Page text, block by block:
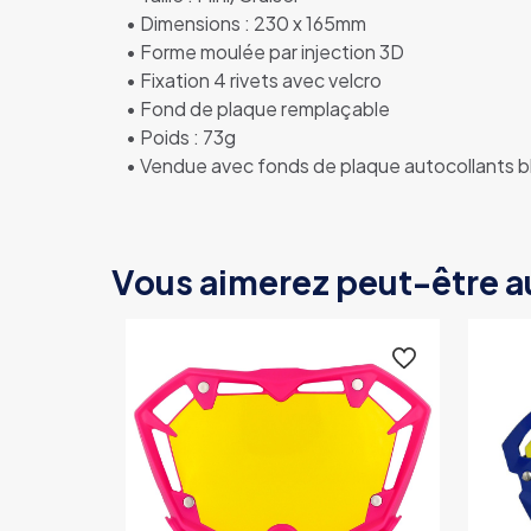
• Dimensions : 230 x 165mm
• Forme moulée par injection 3D
• Fixation 4 rivets avec velcro
• Fond de plaque remplaçable
• Poids : 73g
• Vendue avec fonds de plaque autocollants
Vous aimerez peut-être